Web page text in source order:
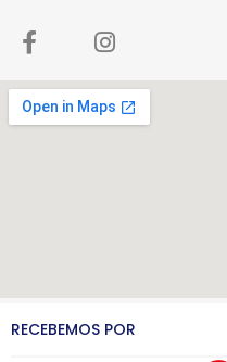
RECEBEMOS POR